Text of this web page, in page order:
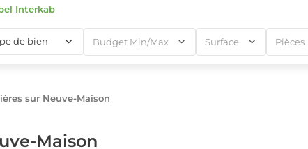
Interkab
de bien Budget Min/Max Surface Pièces
sur Neuve-Maison
Maison